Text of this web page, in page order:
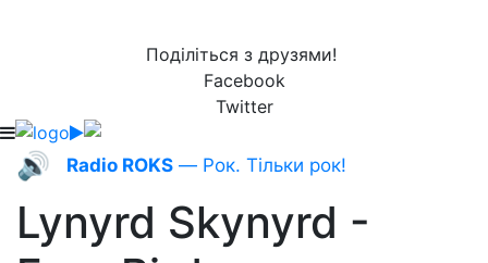
Поділіться з друзями!
Facebook
Twitter
🔊 Radio ROKS — Рок. Тільки рок!
Lynyrd Skynyrd -